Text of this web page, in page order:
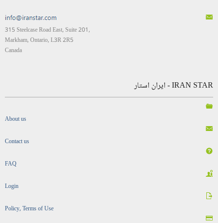
315 Steelcase Road East, Suite 201,
Markham, Ontario, L3R 2R5
Canada
IRAN STAR - ایران استار
About us
Contact us
FAQ
Login
Policy, Terms of Use